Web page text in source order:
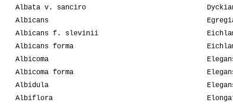
Albata v. sanciro
Albicans
Albicans f. slevinii
Albicans forma
Albicoma
Albicoma forma
Albidula
Albiflora